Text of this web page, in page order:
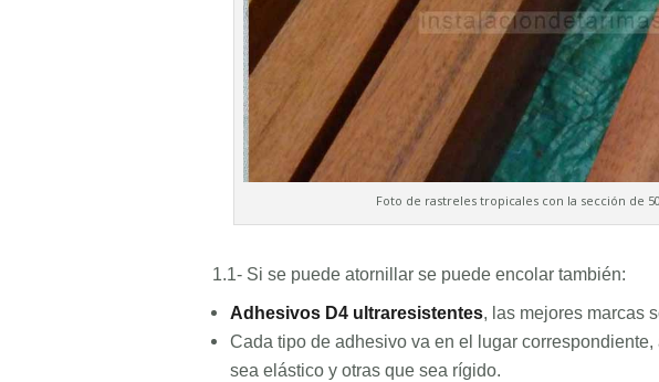
Foto de rastreles tropicales con la sección de
1.1- Si se puede atornillar se puede encolar también:
Adhesivos D4 ultraresistentes, las mejores marcas
Cada tipo de adhesivo va en el lugar
sea elástico y otras que sea rígido.